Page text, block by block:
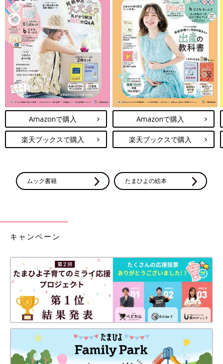
Amazonで購入
楽天ブックスで購入
Amazonで購入
楽天ブックスで購入
ムック書籍 たまひよの絵本
キャンペーン